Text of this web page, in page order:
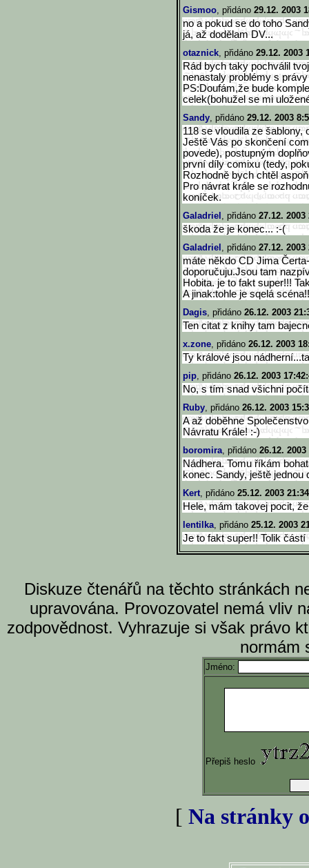
Gismoo, přidáno 29.12. 2003
no a pokud se do toho
já, až dodělam DV...
otaznick, přidáno 29.12. 2003
Rád bych taky pochválil
nenastaly problémy s
PS:Doufám,že bude
celek(bohužel se mi
Sandy, přidáno 29.12. 2003
118 se vloudila ze šablony,
Ještě Vás po skončení
povede), postupným
první díly comixu (tedy,
Rozhodně bych chtěl
Pro návrat krále se
koníček.
Galadriel , přidáno 27.12. 2003
škoda že je konec... :-(
Galadriel , přidáno 27.12. 2003
máte někdo CD Jima
doporučuju.Jsou tam
Hobita. je to fakt super!!!
A jinak:tohle je sqelá
Dagis, přidáno 26.12. 2003
Ten citat z knihy tam
x.zone, přidáno 26.12. 2003
Ty králové jsou
pip, přidáno 26.12. 2003
No, s tím snad všichni
Ruby, přidáno 26.12. 2003
A až doběhne
Návratu Krále! :-)
boromira, přidáno 26.12. 2003
Nádhera. Tomu říkám
konec. Sandy, ještě jednou
Kert, přidáno 25.12. 2003
Hele, mám takovej pocit,
lentilka, přidáno 25.12. 2003
Je to fakt super!! Tolik
Diskuze čtenářů na těchto stránkách
upravována. Provozovatel nemá vliv
zodpovědnost. Vyhrazuje si však právo
normám
Jméno:
Přepiš heslo
[ Na stránky